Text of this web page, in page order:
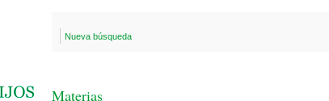
Nueva búsqueda
Materias